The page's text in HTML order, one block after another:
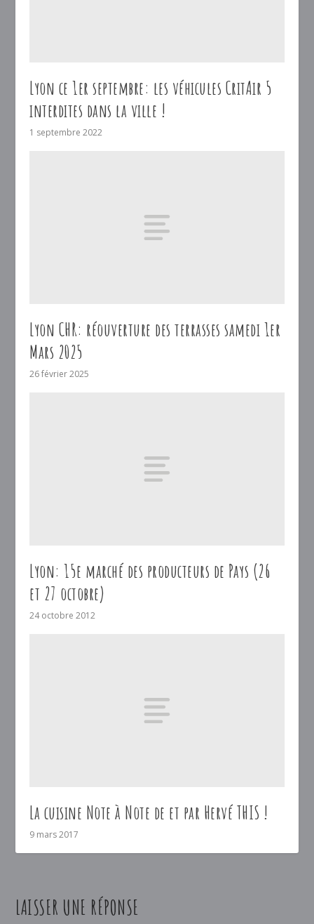
Lyon ce 1er septembre: les véhicules CritAir 5
interdites dans la ville !
1 septembre 2022
Lyon CHR: réouverture des terrasses samedi 1er
Mars 2025
26 février 2025
Lyon: 15e marché des producteurs de Pays (26
et 27 octobre)
24 octobre 2012
La cuisine Note à Note de et par Hervé THIS !
9 mars 2017
LAISSER UNE RÉPONSE